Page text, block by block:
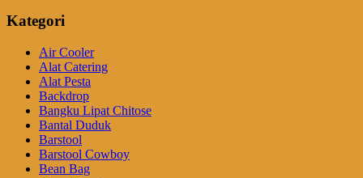
Kategori
Air Cooler
Alat Catering
Alat Pesta
Backdrop
Bangku Lipat Chitose
Bantal Duduk
Barstool
Barstool Cowboy
Bean Bag